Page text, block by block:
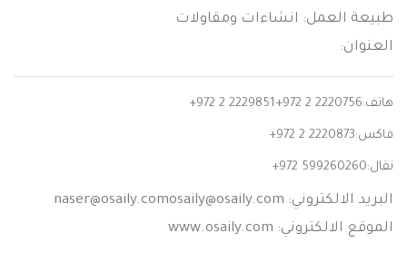
طبيعة العمل: انشاءات ومقاولات
العنوان:
هاتف:+972 2 2229851+972 2 2220756
فاكس:+972 2 2220873
نقال:+972 599260260
البريد الالكتروني: naser@osaily.comosaily@osaily.com
الموقع الالكتروني: www.osaily.com